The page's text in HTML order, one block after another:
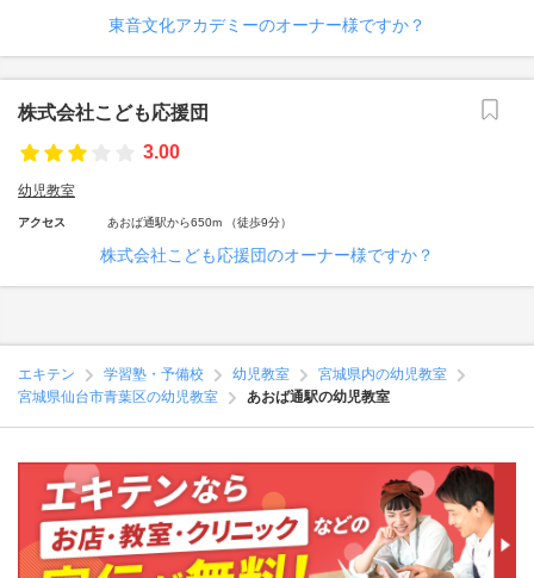
東音文化アカデミーのオーナー様ですか？
株式会社こども応援団
3.00
幼児教室
アクセス あおば通駅から650m （徒歩9分）
株式会社こども応援団のオーナー様ですか？
エキテン 学習塾・予備校 幼児教室
宮城県内の幼児教室
宮城県仙台市青葉区の幼児教室
あおば通駅の幼児教室